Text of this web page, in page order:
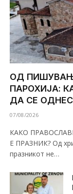
ОД
ПАРОХИЈА:
ДА СЕ
07/08/2026
КАКО
Е ПРАЗНИК? Од
празникот не…